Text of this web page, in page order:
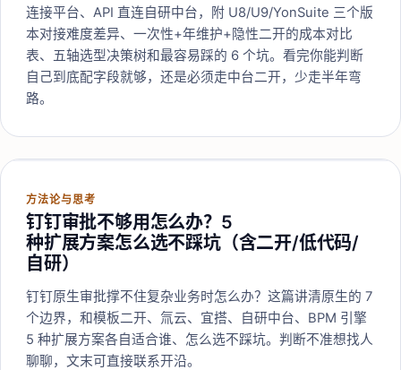
连接平台、API 直连自研中台，附 U8/U9/YonSuite 三个版
本对接难度差异、一次性+年维护+隐性二开的成本对比
表、五轴选型决策树和最容易踩的 6 个坑。看完你能判断
自己到底配字段就够，还是必须走中台二开，少走半年弯
路。
方法论与思考
钉钉审批不够用怎么办？5
种扩展方案怎么选不踩坑（含二开/低代码/
自研）
钉钉原生审批撑不住复杂业务时怎么办？这篇讲清原生的 7
个边界，和模板二开、氚云、宜搭、自研中台、BPM 引擎
5 种扩展方案各自适合谁、怎么选不踩坑。判断不准想找人
聊聊，文末可直接联系开沿。